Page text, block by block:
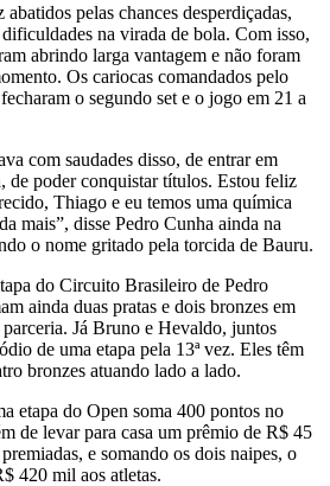
pelas chances desperdiçadas,
na virada de bola. Com isso,
abrindo larga vantagem e não foram
Os cariocas comandados pelo
o segundo set e o jogo em 21 a
com saudades disso, de entrar em
de poder conquistar títulos. Estou feliz
Thiago e eu temos uma química
mais”, disse Pedro Cunha ainda na
o nome gritado pela torcida de Bauru.
do Circuito Brasileiro de Pedro
ainda duas pratas e dois bronzes em
Já Bruno e Hevaldo, juntos
de uma etapa pela 13ª vez. Eles têm
bronzes atuando lado a lado.
etapa do Open soma 400 pontos no
de levar para casa um prêmio de R$ 45
e somando os dois naipes, o
420 mil aos atletas.